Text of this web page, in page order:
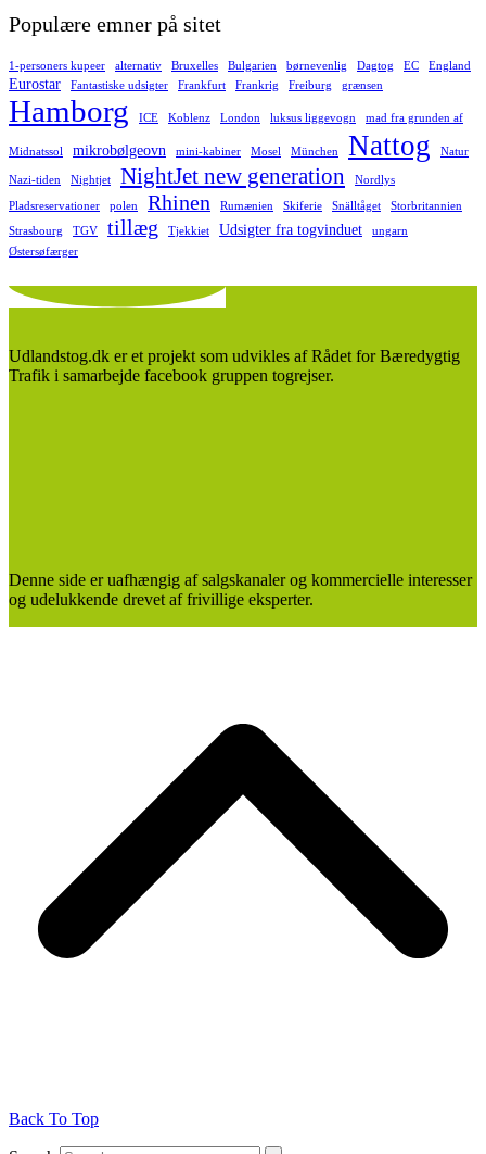
Populære emner på sitet
1-personers kupeer alternativ Bruxelles Bulgarien børnevenlig Dagtog EC England
Eurostar Fantastiske udsigter Frankfurt Frankrig Freiburg grænsen
Hamborg ICE Koblenz London luksus liggevogn mad fra grunden af
Midnatssol mikrobølgeovn mini-kabiner Mosel München Nattog Natur
Nazi-tiden Nightjet NightJet new generation Nordlys
Pladsreservationer polen Rhinen Rumænien Skiferie Snälltåget Storbritannien
Strasbourg TGV tillæg Tjekkiet Udsigter fra togvinduet
ungarn
Østersøfærger
Udlandstog.dk er et projekt som udvikles af Rådet for Bæredygtig
Trafik i samarbejde facebook gruppen togrejser.
Denne side er uafhængig af salgskanaler og kommercielle interesser
og udelukkende drevet af frivillige eksperter.
Back To Top